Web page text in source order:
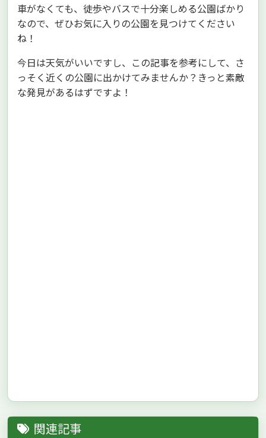
車がなくても、徒歩やバスで十分楽しめる公園ばかり
なので、ぜひお気に入りの公園を見つけてください
ね！
今日は天気がいいですし、この記事を参考にして、さ
っそく近くの公園に出かけてみませんか？きっと素敵
な発見があるはずですよ！
関連記事